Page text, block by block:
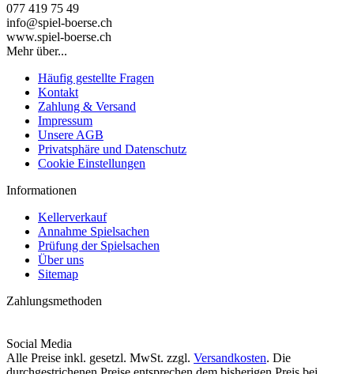
077 419 75 49
info@spiel-boerse.ch
www.spiel-boerse.ch
Mehr über...
Häufig gestellte Fragen
Kontakt
Zahlung & Versand
Impressum
Unsere AGB
Privatsphäre und Datenschutz
Cookie Einstellungen
Informationen
Kellerverkauf
Annahme Spielsachen
Prüfung der Spielsachen
Über uns
Sitemap
Zahlungsmethoden
Social Media
Alle Preise inkl. gesetzl. MwSt. zzgl. Versandkosten. Die